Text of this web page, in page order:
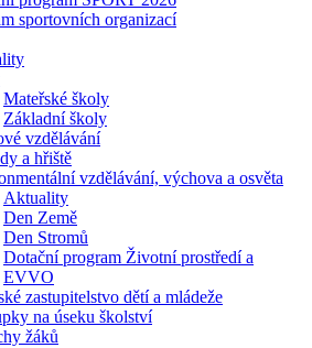
sportovních organizací
Mateřské školy
Základní školy
vzdělávání
a hřiště
vzdělávání, výchova a osvěta
Aktuality
Den Země
Den Stromů
Dotační program Životní prostředí a
EVVO
zastupitelstvo dětí a mládeže
na úseku školství
žáků